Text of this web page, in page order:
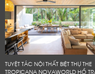
TUYỆT TÁC NỘI THẤT BIỆT THỰ THE
TROPICANA NOVAWORLD HỒ